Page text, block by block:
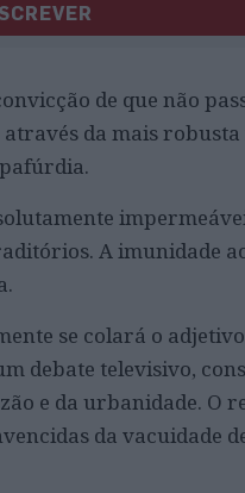
de que não
da mais robusta
A imunidade
se colará o
debate televisivo,
e da urbanidade. O
da vacuidade